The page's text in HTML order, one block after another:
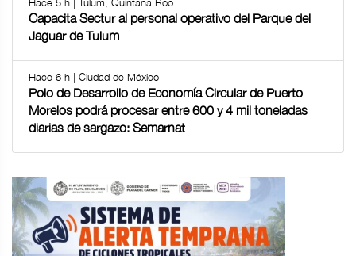
Hace 5 h | Tulum, Quintana Roo
Capacita Sectur al personal operativo del Parque del
Jaguar de Tulum
Hace 6 h | Ciudad de México
Polo de Desarrollo de Economía Circular de Puerto
Morelos podrá procesar entre 600 y 4 mil toneladas
diarias de sargazo: Semarnat